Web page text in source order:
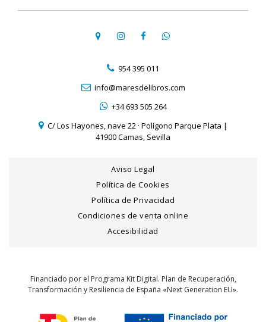
954 395 011
info@maresdelibros.com
+34 693 505 264
C/ Los Hayones, nave 22 · Polígono Parque Plata |
41900 Camas, Sevilla
Aviso Legal
Política de Cookies
Política de Privacidad
Condiciones de venta online
Accesibilidad
Financiado por el Programa Kit Digital. Plan de Recuperación,
Transformación y Resiliencia de España «Next Generation EU».